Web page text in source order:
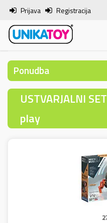
Prijava Registracija
Ponudba
USTVARJALNI
play